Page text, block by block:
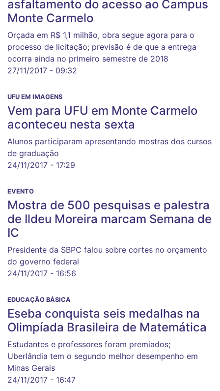
asfaltamento do acesso ao Campus
Monte Carmelo
Orçada em R$ 1,1 milhão, obra segue agora para o
processo de licitação; previsão é de que a entrega
ocorra ainda no primeiro semestre de 2018
27/11/2017 - 09:32
UFU EM IMAGENS
Vem para UFU em Monte Carmelo
aconteceu nesta sexta
Alunos participaram apresentando mostras dos cursos
de graduação
24/11/2017 - 17:29
EVENTO
Mostra de 500 pesquisas e palestra
de Ildeu Moreira marcam Semana de
IC
Presidente da SBPC falou sobre cortes no orçamento
do governo federal
24/11/2017 - 16:56
EDUCAÇÃO BÁSICA
Eseba conquista seis medalhas na
Olimpíada Brasileira de Matemática
Estudantes e professores foram premiados;
Uberlândia tem o segundo melhor desempenho em
Minas Gerais
24/11/2017 - 16:47